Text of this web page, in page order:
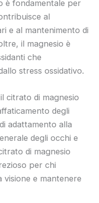
è fondamentale per
al
e al mantenimento di
il magnesio è
che
stress ossidativo.
citrato di magnesio
degli
adattamento alla
degli occhi e
di magnesio
per chi
e mantenere